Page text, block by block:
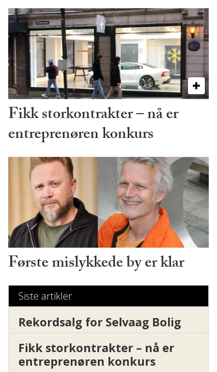
Fikk storkontrakter – nå er
entreprenøren konkurs
Første mislykkede by er klar
Siste artikler
Rekordsalg for Selvaag Bolig
Fikk storkontrakter – nå er
entreprenøren konkurs